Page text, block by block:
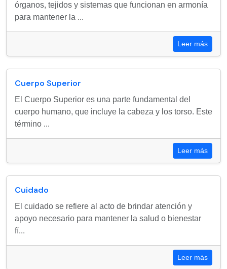
órganos, tejidos y sistemas que funcionan en armonía
para mantener la ...
Leer más
Cuerpo Superior
El Cuerpo Superior es una parte fundamental del
cuerpo humano, que incluye la cabeza y los torso. Este
término ...
Leer más
Cuidado
El cuidado se refiere al acto de brindar atención y
apoyo necesario para mantener la salud o bienestar
fí...
Leer más